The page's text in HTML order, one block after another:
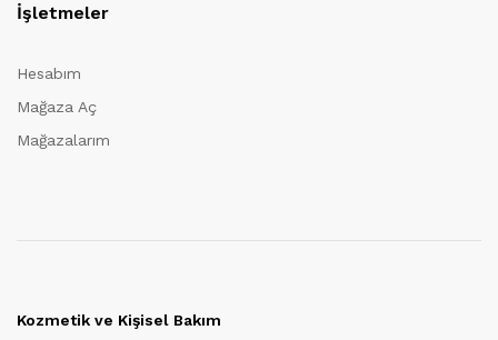
İşletmeler
Hesabım
Mağaza Aç
Mağazalarım
Kozmetik ve Kişisel Bakım